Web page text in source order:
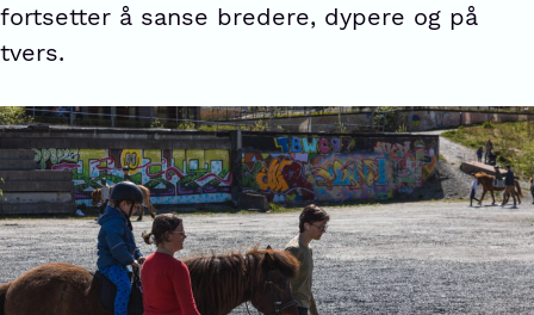
fortsetter å sanse bredere, dypere og på
tvers.